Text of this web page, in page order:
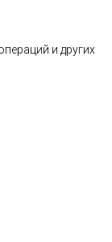
и других